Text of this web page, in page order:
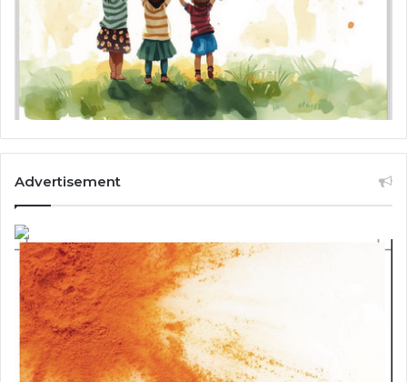
Advertisement